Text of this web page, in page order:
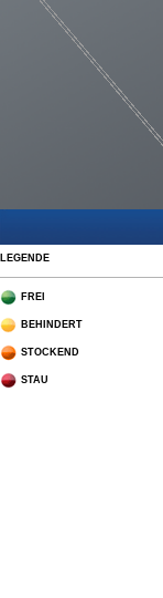
LEGENDE
FREI
BEHINDERT
STOCKEND
STAU